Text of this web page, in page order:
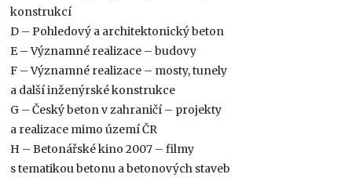
konstrukcí
D – Pohledový a architektonický beton
E – Významné realizace – budovy
F – Významné realizace – mosty, tunely
a další inženýrské konstrukce
G – Český beton v zahraničí – projekty
a realizace mimo území ČR
H – Betonářské kino 2007 – filmy
s tematikou betonu a betonových staveb